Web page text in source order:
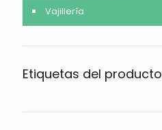
Vajillería
Etiquetas del producto